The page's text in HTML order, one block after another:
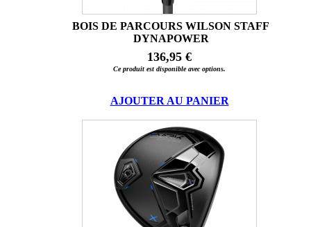
BOIS DE PARCOURS WILSON STAFF
DYNAPOWER
136,95 €
Ce produit est disponible avec options.
AJOUTER AU PANIER